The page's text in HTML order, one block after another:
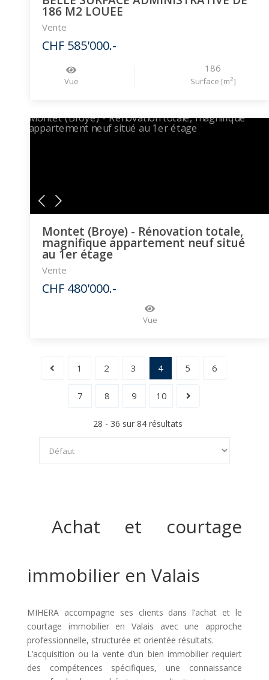
186 M2 LOUEE
Vente
CHF 585'000.-
Vue
186
Surface [m2]
Montet (Broye) - Rénovation totale,
magnifique appartement neuf situé
au 1er étage
Vente
CHF 480'000.-
Vue
1 2 3 4 5 6
7 8 9 10
28 - 36 sur 84 résultats
Achat et courtage
immobilier en Valais
MIHERA accompagne ses clients dans l’achat et le
courtage immobilier en Valais avec une approche
professionnelle, structurée et orientée résultats.
L’acquisition ou la vente d’un bien immobilier requiert
des compétences spécifiques, une connaissance